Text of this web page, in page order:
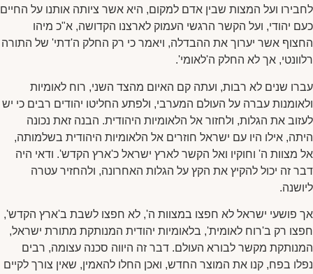
לחבירו ועל המצות שבין אדם למקום, היא אשר ציותה אותנו על החיים
כעם יהודי, ועל הקשר הרגשי העמוק לארצנו הקדושה, א"כ מיהו
החצוף אשר יערוך את ההבדלה, ויאמר כי רק החלק ה'דתי' של התורה
רלוונטי, אך לא החלק ה'לאומי'.
עברו שנים לא רבות, ועתה קם האיום מהצד השני, רוח לאומיות
ולאומנות עברה על העולם המערבי, ולפתע החליטו יהודים רבים כי יש
לעזוב את הגלות, ולחזור אל הלאומיות היהודית. הבנה זאת נכונה
היתה, אילו היו עם ישראל חוזרים אל הלאומיות היהודית בשלמותה,
אל מצוות ה' וחוקיו ואל הקשר לארץ ישראל כ'ארץ הקדש'. ודאי היה
דבר זה יכול להקיץ את הקץ על הגלות האחרונה, ולהחזיר עטרה
ליושנה.
אך פושעי ישראל לא חפצו במצוות ה', לא חפצו לשבת ב'ארץ הקדש',
חפצו רק ב'רוח לאומית', בלאומיות יהודית המנותקת מתורת ישראל,
המנותקת מקשר לבורא העולם. דבר זה היווה סכנה עצומה, רבים
נפלו בפח, קנו את המוצר החדש, ואכן החלו להאמין, שאין צורך לקיים